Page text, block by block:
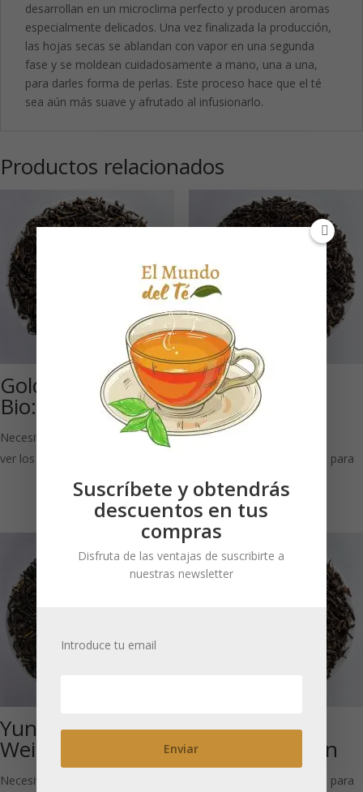
desarrollan en un microclima perfecto y producen aromas
especialmente delicados. Una vez finalizada la producción,
las hojas secas se ablandan con vapor en una segunda
fase y se moldean cuidadosamente a mano, una a una,
para darles forma de perlas. Este proceso hace que el té
sea aún más suave y afrutado al infusionarlo.
Productos relacionados
Golden Yunnan
Bio: Té negro
Necesitas estar registrado para
ver los precios
Litchi-Té: Té
negro
aromatizado
Necesitas estar registrado para
ver los precios
Yunnan Xin Kou
Wei: Té negro
Necesitas estar registrado para
China GFOP
Golden Yunnan
Necesitas estar registrado para
Suscríbete y obtendrás
descuentos en tus
compras
Disfruta de las ventajas de suscribirte a
nuestras newsletter
Introduce tu email